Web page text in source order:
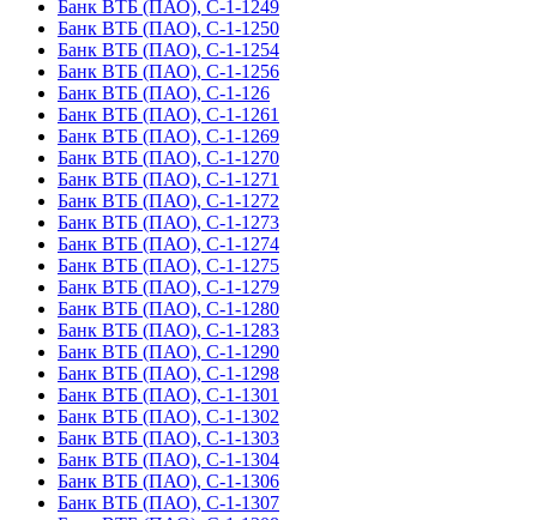
Банк ВТБ (ПАО), С-1-1249
Банк ВТБ (ПАО), С-1-1250
Банк ВТБ (ПАО), С-1-1254
Банк ВТБ (ПАО), С-1-1256
Банк ВТБ (ПАО), С-1-126
Банк ВТБ (ПАО), С-1-1261
Банк ВТБ (ПАО), С-1-1269
Банк ВТБ (ПАО), С-1-1270
Банк ВТБ (ПАО), С-1-1271
Банк ВТБ (ПАО), С-1-1272
Банк ВТБ (ПАО), С-1-1273
Банк ВТБ (ПАО), С-1-1274
Банк ВТБ (ПАО), С-1-1275
Банк ВТБ (ПАО), С-1-1279
Банк ВТБ (ПАО), С-1-1280
Банк ВТБ (ПАО), С-1-1283
Банк ВТБ (ПАО), С-1-1290
Банк ВТБ (ПАО), С-1-1298
Банк ВТБ (ПАО), С-1-1301
Банк ВТБ (ПАО), С-1-1302
Банк ВТБ (ПАО), С-1-1303
Банк ВТБ (ПАО), С-1-1304
Банк ВТБ (ПАО), С-1-1306
Банк ВТБ (ПАО), С-1-1307